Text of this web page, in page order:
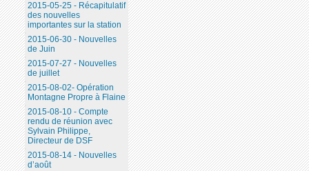
2015-05-25 - Récapitulatif
des nouvelles
importantes sur la station
2015-06-30 - Nouvelles
de Juin
2015-07-27 - Nouvelles
de juillet
2015-08-02- Opération
Montagne Propre à Flaine
2015-08-10 - Compte
rendu de réunion avec
Sylvain Philippe,
Directeur de DSF
2015-08-14 - Nouvelles
d’août